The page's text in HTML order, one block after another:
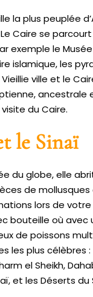
la plus peuplée
Caire se
exemple le
islamique, les
ville et le
ancestrale
du Caire.
le Sinaï
du globe, elle
de
lors de
bouteille où
de poissons
les plus célèbres :
el Sheikh,
et les Déserts du